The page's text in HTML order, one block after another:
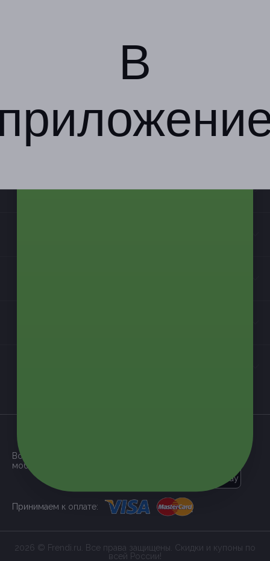
Компания
Все наши купоны доступны через
мобильное приложение:
Google Play
Принимаем к оплате:
2026 © Frendi.ru. Все права защищены. Скидки и купоны по
всей России!
В